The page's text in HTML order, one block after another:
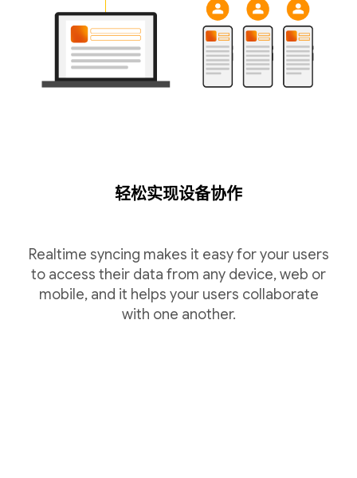
轻松实现设备协作
Realtime syncing makes it easy for your users
to access their data from any device, web or
mobile, and it helps your users collaborate
with one another.